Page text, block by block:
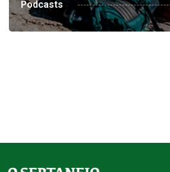
Podcasts